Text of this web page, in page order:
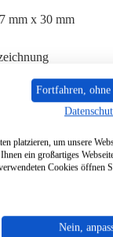
mm x 30 mm
Fortfahren,
platzieren, um unsere
ein großartiges
Cookies öffnen
Nein,